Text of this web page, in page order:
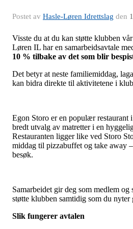
Postet av Hasle-Løren Idrettslag den
Visste du at du kan støtte klubben
Løren IL har en samarbeidsavtale
10 % tilbake av det som blir
Det betyr at neste familiemiddag,
kan bidra direkte til aktivitetene i
Egon Storo er en populær restaurant
bredt utvalg av matretter i en
Restauranten ligger like ved Storo
middag til pizzabuffet og take away
besøk.
Samarbeidet gir deg som medlem
støtte klubben samtidig som du nyter
Slik fungerer avtalen